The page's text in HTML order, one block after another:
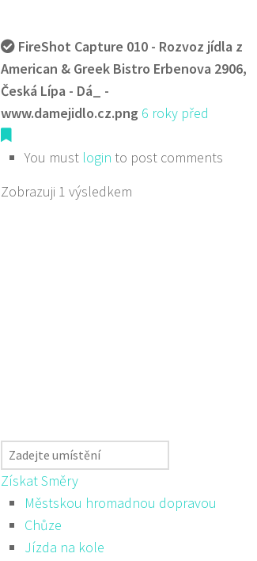
FireShot Capture 010 - Rozvoz jídla z
American & Greek Bistro Erbenova 2906,
Česká Lípa - Dá_ -
www.damejidlo.cz.png 6 roky před
You must login to post comments
Zobrazuji 1 výsledkem
Získat Směry
Městskou hromadnou dopravou
Chůze
Jízda na kole